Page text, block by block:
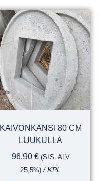
KAIVONKANSI 80 CM
LUUKULLA
96,90 € (SIS. ALV
25,5%) / KPL